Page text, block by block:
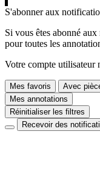
S'abonner aux
Si vous êtes abonné
pour toutes les
Votre compte utilisateur
Mes favoris Avec
Mes annotations
Réinitialiser les filtres
Recevoir des